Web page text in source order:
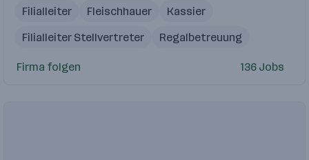
Filialleiter Fleischhauer
Kassier
Filialleiter Stellvertreter
Regalbetreuung
Firma folgen 136 Jobs